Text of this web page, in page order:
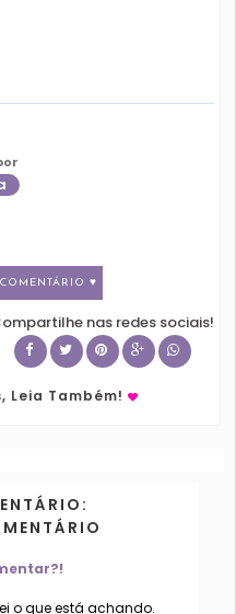
♥
nas redes sociais!
Leia Também!
o que está achando.